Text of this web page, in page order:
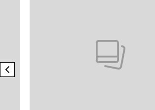
previous element